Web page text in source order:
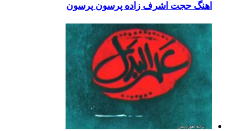
اهنگ حجت اشرف زاده پرسون پرسون